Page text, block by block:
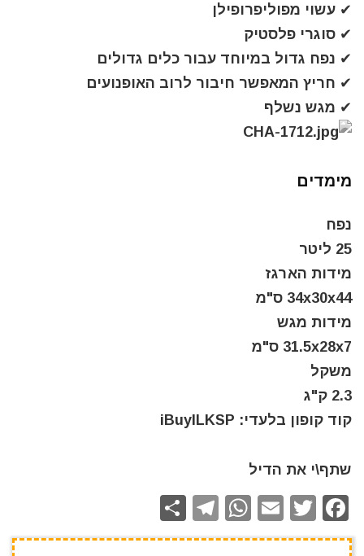
✔ עשוי מפוליפרופילן
✔ סוגרי פלסטיק
✔ נפח גדול במיוחד עבור כלים גדולים
✔ חריץ המאפשר חיבור לרוב האופנועים
✔ מגש נשלף
מימדים
נפח
25 ליטר
מידות הארגז
34x30x44 ס"מ
מידות מגש
31.5x28x7 ס"מ
משקל
2.3 ק"ג
קוד קופון בלעדי: iBuyILKSP
שתף\י את הדיל
F
a
T
w
E
m
W
h
T
el
h